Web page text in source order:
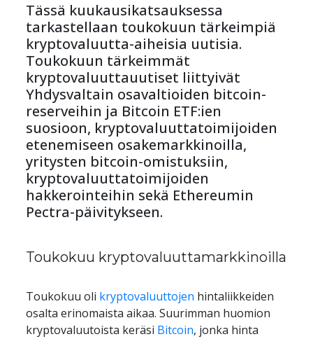
Tässä kuukausikatsauksessa
tarkastellaan toukokuun tärkeimpiä
kryptovaluutta-aiheisia uutisia.
Toukokuun tärkeimmät
kryptovaluuttauutiset liittyivät
Yhdysvaltain osavaltioiden bitcoin-
reserveihin ja Bitcoin ETF:ien
suosioon, kryptovaluuttatoimijoiden
etenemiseen osakemarkkinoilla,
yritysten bitcoin-omistuksiin,
kryptovaluuttatoimijoiden
hakkerointeihin sekä Ethereumin
Pectra-päivitykseen.
Toukokuu kryptovaluuttamarkkinoilla
Toukokuu oli kryptovaluuttojen hintaliikkeiden
osalta erinomaista aikaa. Suurimman huomion
kryptovaluutoista keräsi Bitcoin, jonka hinta